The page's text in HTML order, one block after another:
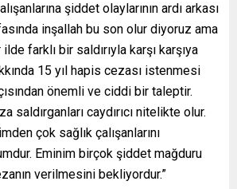
şiddet olaylarının ardı arkası
inşallah bu son olur diyoruz ama
farklı bir saldırıyla karşı karşıya
15 yıl hapis cezası istenmesi
önemli ve ciddi bir taleptir.
saldırganları caydırıcı nitelikte olur.
çok sağlık çalışanlarını
Eminim birçok şiddet mağduru
verilmesini bekliyordur.”